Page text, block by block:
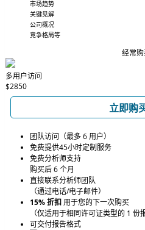
市场趋势
关键见解
公司概况
竞争格局等
经常
多用户访问
$2850
立即购
团队访问（最多 6 用户）
免费提供45小时定制服务
免费分析师支持
购买后 6 个月
直接联系分析师团队
（通过电话/电子邮件）
15% 折扣用于您的下一次购买
（仅适用于相同许可证类型的 1 份
可交付报告格式